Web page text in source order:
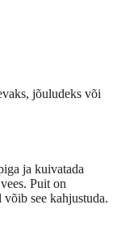
jõuludeks või
ja kuivatada
Puit on
see kahjustuda.